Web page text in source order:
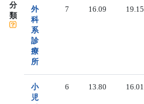
分
類
外
科
系
診
療
所
7 16.09 19.15
小
児
6 13.80 16.01